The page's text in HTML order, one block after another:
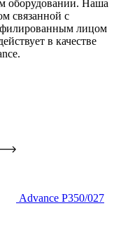
оборудовании. Наша
связанной с
лицом
в качестве
Advance P350/027